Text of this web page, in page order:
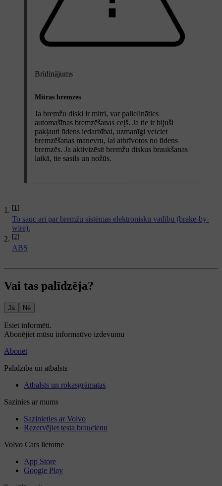
Brīdinājums
Mitras bremzes
Ja bremžu diski ir mitri, var palielināties
automašīnas bremzēšanas ceļš. Ja tie ir bijuši
pakļauti ūdens iedarbībai, uzmanīgi veiciet
bremzēšanas manevru, lai atbrīvotos no ūdens
bremzēs. Ja aktivizēsit bremžu diskus braukšanas
laikā, tie sasils un nožūs.
[1]
To sauc arī par bremžu sistēmas elektronisku vadību (brake-by-
wire).
[2]
ABS
Vai tas palīdzēja?
Jā Nē